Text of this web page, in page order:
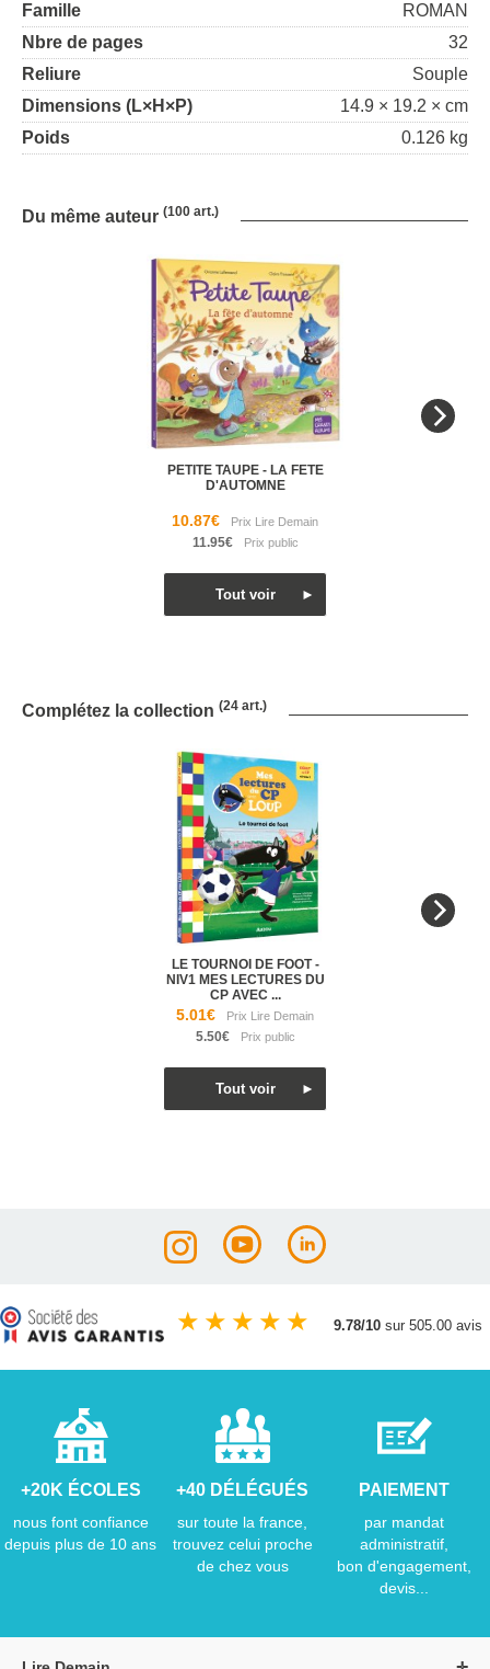
Famille
ROMAN
Nbre de pages
32
Reliure
Souple
Dimensions (L×H×P)
14.9 × 19.2 × cm
Poids
0.126 kg
Du même auteur (100 art.)
PETITE TAUPE - LA FETE
D'AUTOMNE
10.87€
11.95€
Complétez la collection (24 art.)
LE TOURNOI DE FOOT -
NIV1 MES LECTURES DU
CP AVEC ...
5.01€
5.50€
★ ★ ★ ★ ★ 9.78/10 sur 505.00 avis
+20K ÉCOLES
nous font confiance
depuis plus de 10 ans
+40 DÉLÉGUÉS
sur toute la france,
trouvez celui proche
de chez vous
PAIEMENT
par mandat
administratif,
bon d'engagement,
devis...